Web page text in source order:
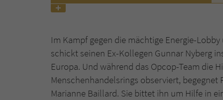
Im Kampf gegen die mächtige Energie-
schickt seinen Ex-Kollegen Gunnar Nyberg
Europa. Und während das Opcop-Team die
Menschenhandelsrings observiert,
Marianne Baillard. Sie bittet ihn um Hilfe in